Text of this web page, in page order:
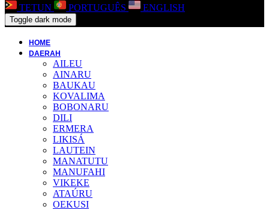
TETUN PORTUGUÊS ENGLISH
Toggle dark mode
HOME
DAERAH
AILEU
AINARU
BAUKAU
KOVALIMA
BOBONARU
DILI
ERMERA
LIKISÁ
LAUTEIN
MANATUTU
MANUFAHI
VIKEKE
ATAÚRU
OEKUSI